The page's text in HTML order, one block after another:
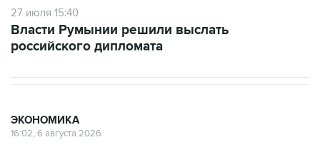
27 июля 15:40
Власти Румынии решили выслать
российского дипломата
ЭКОНОМИКА
16:02, 6 августа 2026